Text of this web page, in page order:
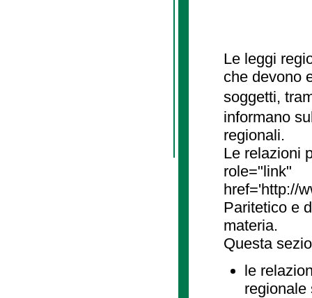
Le leggi
che devono
soggetti,
informano
regionali.
Le relazioni
role="link"
href='http://
Paritetico e
materia.
Questa
le
regionale